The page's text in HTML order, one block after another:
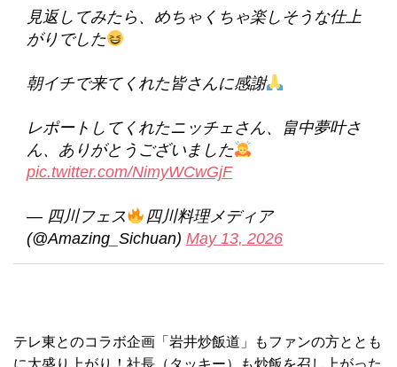
見返してみたら、めちゃくちゃ楽しそうな仕上
がりでした
朝イチで来てくれた皆さんに感謝
レポートしてくれたニッチェさん、畠中夢叶さ
ん、ありがとうございました
pic.twitter.com/NimyWCwGjF
— 四川フェス
四川料理メディア
(@Amazing_Sichuan) May 13, 2026
テレ東とのコラボ企画「岩井炒飯道」もファンの方ととも
に大盛り上がり！社長（タッキー）も炒飯を召し上がった